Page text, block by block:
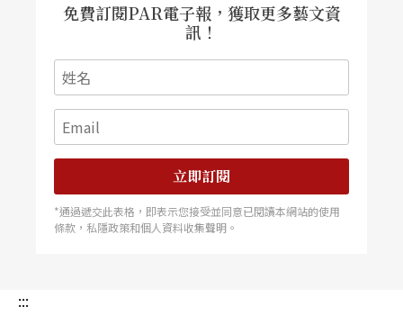
免費訂閱PAR電子報，獲取更多藝文資
訊！
立即訂閱
*通過遞交此表格，即表示您接受並同意已閱讀本網站的使用
條款，私隱政策和個人資料收集聲明。
:::